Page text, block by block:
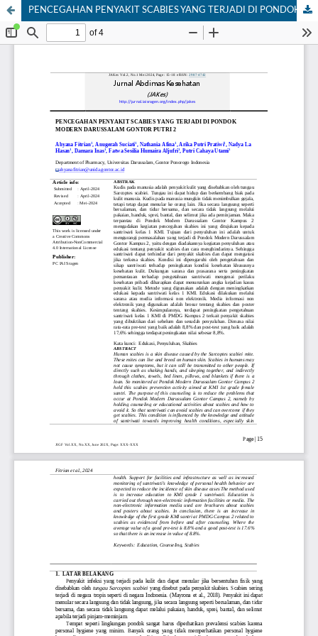
PENCEGAHAN PENYAKIT SCABIES YANG TERJADI DI PONDOK MODERN DARUSSALAM GONTOR PUTRI 2